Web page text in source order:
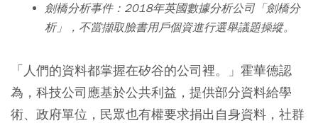
劍橋分析事件： 2018年英國數據分析公司「劍橋分
析」，不當擷取臉書用戶個資進行選舉議題操縱。
「人們的資料都掌握在矽谷的公司裡。」霍華德認
為，科技公司應基於公共利益，提供部分資料給學
術、政府單位，民眾也有權要求捐出自身資料，社群